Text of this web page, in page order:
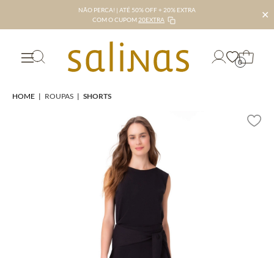
NÃO PERCA! | ATÉ 50% OFF + 20% EXTRA
COM O CUPOM 20EXTRA ✕
0
HOME | ROUPAS | SHORTS